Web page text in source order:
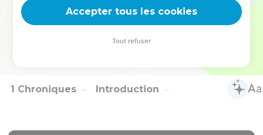
équipe, un groupe ou une famille, leur expérience est faite
1 Chroniques Introduction
Accepter tous les cookies
Tout refuser